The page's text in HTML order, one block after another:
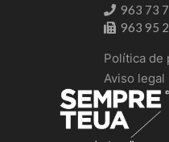
963 73
963 95
Política de
Aviso legal